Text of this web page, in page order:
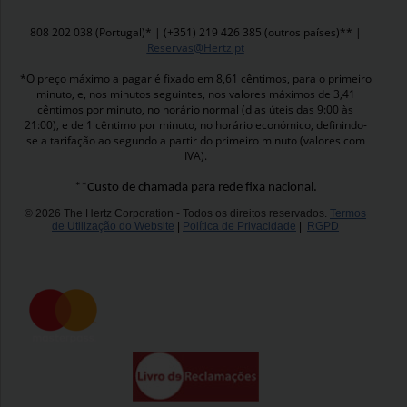
808 202 038 (Portugal)* | (+351) 219 426 385 (outros países)** |
Reservas@Hertz.pt
*O preço máximo a pagar é fixado em 8,61 cêntimos, para o primeiro
minuto, e, nos minutos seguintes, nos valores máximos de 3,41
cêntimos por minuto, no horário normal (dias úteis das 9:00 às
21:00), e de 1 cêntimo por minuto, no horário económico, definindo-
se a tarifação ao segundo a partir do primeiro minuto (valores com
IVA).
**Custo de chamada para rede fixa nacional.
© 2026 The Hertz Corporation - Todos os direitos reservados. Termos
de Utilização do Website
Política de Privacidade RGPD